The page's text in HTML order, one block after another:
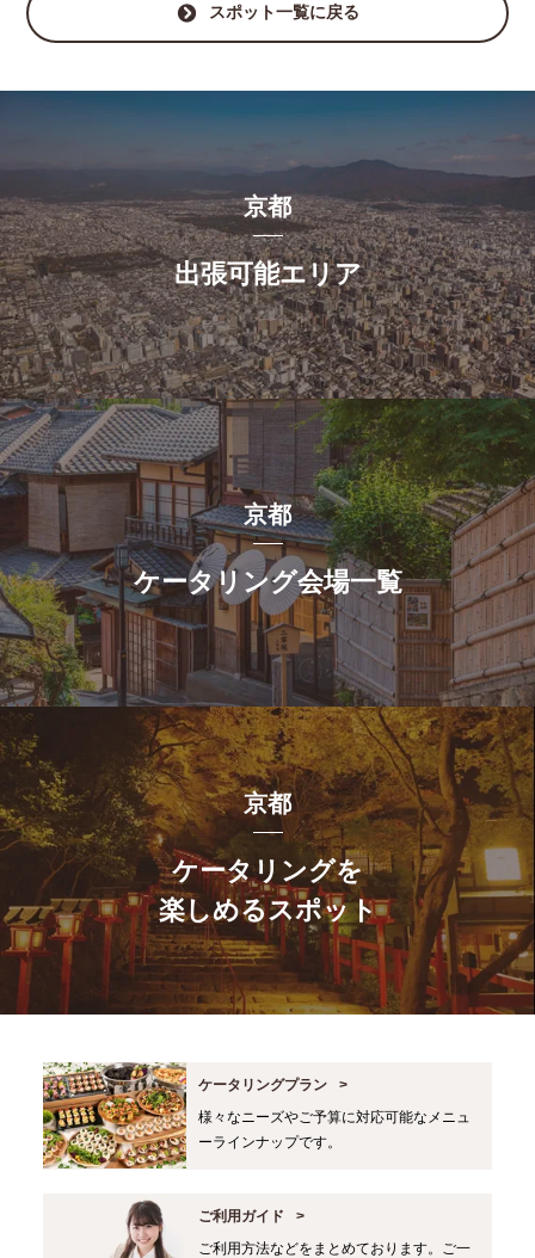
スポット一覧に戻る
京都
出張可能エリア
京都
ケータリング会場一覧
京都
ケータリングを
楽しめるスポット
ケータリングプラン
様々なニーズやご予算に対応可能なメニュ
ーラインナップです。
ご利用ガイド
ご利用方法などをまとめております。ご一